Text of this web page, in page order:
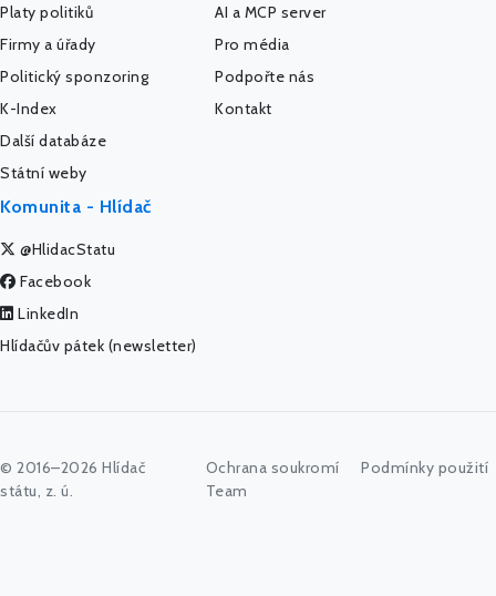
Platy politiků
Firmy a úřady
Politický sponzoring
K-Index
Další databáze
Státní weby
AI a MCP server
Pro média
Podpořte nás
Kontakt
Komunita - Hlídač
@HlidacStatu
Facebook
LinkedIn
Hlídačův pátek (newsletter)
© 2016–2026 Hlídač
státu, z. ú.
Ochrana soukromí
Podmínky použití
Team